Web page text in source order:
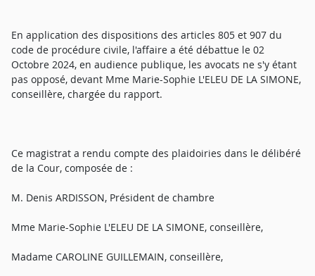
En application des dispositions des articles 805 et 907 du
code de procédure civile, l'affaire a été débattue le 02
Octobre 2024, en audience publique, les avocats ne s'y étant
pas opposé, devant Mme Marie-Sophie L'ELEU DE LA SIMONE,
conseillère, chargée du rapport.
Ce magistrat a rendu compte des plaidoiries dans le délibéré
de la Cour, composée de :
M. Denis ARDISSON, Président de chambre
Mme Marie-Sophie L'ELEU DE LA SIMONE, conseillère,
Madame CAROLINE GUILLEMAIN, conseillère,